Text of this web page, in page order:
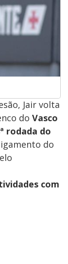
Jair volta
do Vasco
rodada do
do
com